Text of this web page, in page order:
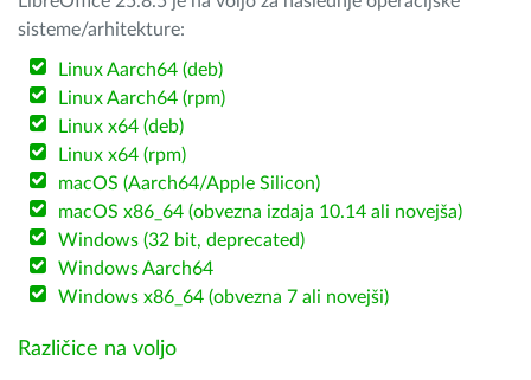
sisteme/arhitekture:
Linux Aarch64 (deb)
Linux Aarch64 (rpm)
Linux x64 (deb)
Linux x64 (rpm)
macOS (Aarch64/Apple Silicon)
macOS x86_64 (obvezna izdaja 10.14 ali novejša)
Windows (32 bit, deprecated)
Windows Aarch64
Windows x86_64 (obvezna 7 ali novejši)
Različice na voljo